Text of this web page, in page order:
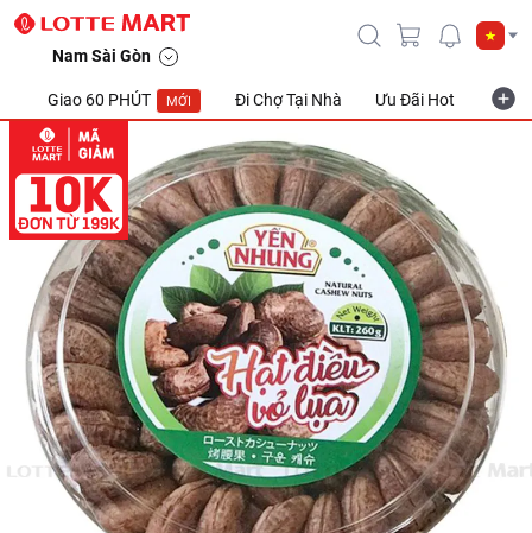
Nam Sài Gòn
Giao 60 PHÚT MỚI Đi Chợ Tại Nhà Ưu Đãi Hot